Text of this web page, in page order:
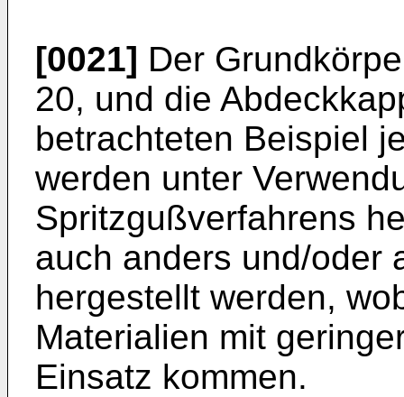
[0021] Der
20, und die
betrachteten Beispiel
werden unter
Spritzgußverfahrens
auch anders und/oder
hergestellt werden,
Materialien mit
Einsatz kommen.